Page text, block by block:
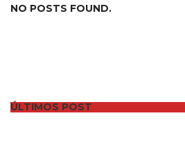
NO POSTS FOUND.
ÚLTIMOS POST